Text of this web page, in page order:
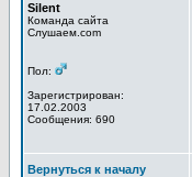
Silent
Команда сайта
Слушаем.com
Пол:
Зарегистрирован:
17.02.2003
Сообщения: 690
Вернуться к началу